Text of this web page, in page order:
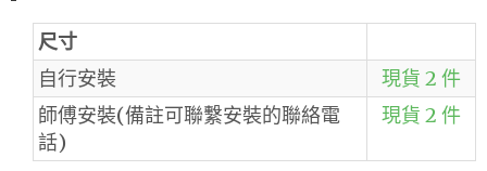
尺寸
自行安裝
現貨 2 件
師傅安裝(備註可聯繫安裝的聯絡電
話)
現貨 2 件